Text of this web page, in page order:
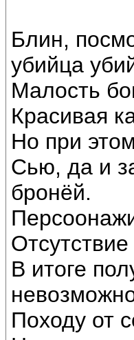
Блин,
убийца
Малость
Красивая
Но при
Сью, да и
бронёй.
В итоге
Походу от